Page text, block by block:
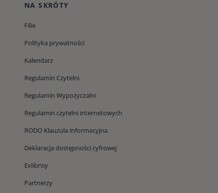
NA SKRÓTY
Filie
Polityka prywatności
Kalendarz
Regulamin Czytelni
Regulamin Wypożyczalni
Regulamin czytelni internetowych
RODO Klauzula informacyjna
Deklaracja dostępności cyfrowej
Exlibrisy
Partnerzy